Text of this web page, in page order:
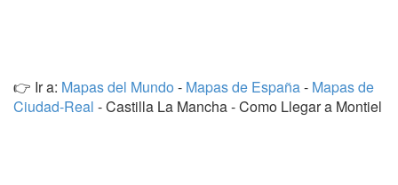
👉 Ir a: Mapas del Mundo - Mapas de España- Mapas de
Ciudad-Real - Castilla La Mancha - Como Llegar a Montiel